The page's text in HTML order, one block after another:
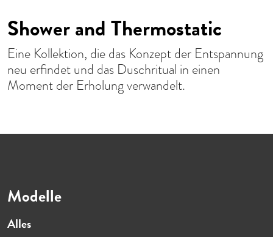
Shower and Thermostatic
Eine Kollektion, die das Konzept der Entspannung
neu erfindet und das Duschritual in einen
Moment der Erholung verwandelt.
Modelle
Alles